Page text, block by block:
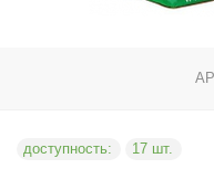
доступность: 17 шт.